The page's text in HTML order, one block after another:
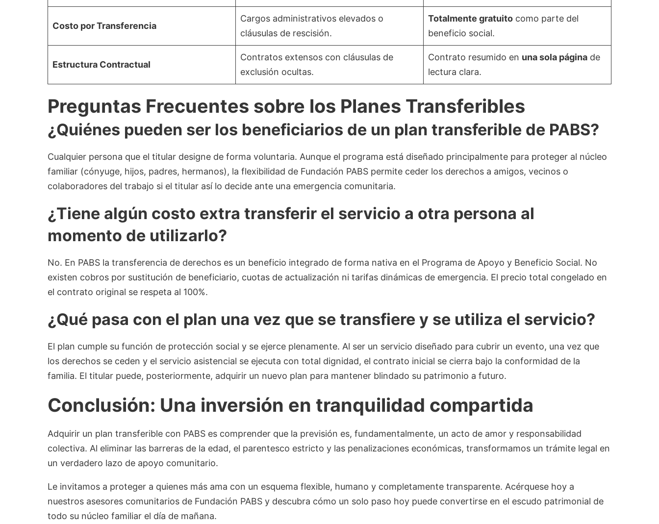
Costo por Transferencia
Cargos administrativos elevados o
cláusulas de rescisión.
Totalmente gratuito como parte del
beneficio social.
Estructura Contractual
Contratos extensos con cláusulas de
exclusión ocultas.
Contrato resumido en una sola página de
lectura clara.
Preguntas Frecuentes sobre los Planes Transferibles
¿Quiénes pueden ser los beneficiarios de un plan transferible de PABS?
Cualquier persona que el titular designe de forma voluntaria. Aunque el programa está diseñado principalmente para proteger al núcleo
familiar (cónyuge, hijos, padres, hermanos), la flexibilidad de Fundación PABS permite ceder los derechos a amigos, vecinos o
colaboradores del trabajo si el titular así lo decide ante una emergencia comunitaria.
¿Tiene algún costo extra transferir el servicio a otra persona al
momento de utilizarlo?
No. En PABS la transferencia de derechos es un beneficio integrado de forma nativa en el Programa de Apoyo y Beneficio Social. No
existen cobros por sustitución de beneficiario, cuotas de actualización ni tarifas dinámicas de emergencia. El precio total congelado en
el contrato original se respeta al 100%.
¿Qué pasa con el plan una vez que se transfiere y se utiliza el servicio?
El plan cumple su función de protección social y se ejerce plenamente. Al ser un servicio diseñado para cubrir un evento, una vez que
los derechos se ceden y el servicio asistencial se ejecuta con total dignidad, el contrato inicial se cierra bajo la conformidad de la
familia. El titular puede, posteriormente, adquirir un nuevo plan para mantener blindado su patrimonio a futuro.
Conclusión: Una inversión en tranquilidad compartida
Adquirir un plan transferible con PABS es comprender que la previsión es, fundamentalmente, un acto de amor y responsabilidad
colectiva. Al eliminar las barreras de la edad, el parentesco estricto y las penalizaciones económicas, transformamos un trámite legal en
un verdadero lazo de apoyo comunitario.
Le invitamos a proteger a quienes más ama con un esquema flexible, humano y completamente transparente. Acérquese hoy a
nuestros asesores comunitarios de Fundación PABS y descubra cómo un solo paso hoy puede convertirse en el escudo patrimonial de
todo su núcleo familiar el día de mañana.